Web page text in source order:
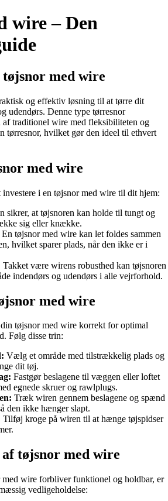
wire – Den
med wire
og effektiv løsning til at tørre dit
udendørs. Denne type tørresnor
af traditionel wire med fleksibiliteten og
tørresnor, hvilket gør den ideel til ethvert
med wire
i en tøjsnor med wire til dit hjem:
sikrer, at tøjsnoren kan holde til tungt og
sig eller knække.
En tøjsnor med wire kan let foldes sammen
hvilket sparer plads, når den ikke er i
Takket være wirens robusthed kan tøjsnoren
indendørs og udendørs i alle vejrforhold.
med wire
tøjsnor med wire korrekt for optimal
Følg disse trin:
Vælg et område med tilstrækkelig plads og
dit tøj.
Fastgør beslagene til væggen eller loftet
egnede skruer og rawlplugs.
Træk wiren gennem beslagene og spænd
den ikke hænger slapt.
Tilføj kroge på wiren til at hænge tøjspidser
af tøjsnor med wire
wire forbliver funktionel og holdbar, er
vedligeholdelse: